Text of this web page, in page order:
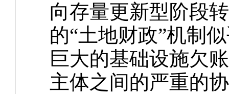
向存量更新型阶段
的“土地财政”机制
巨大的基础设施欠
主体之间的严重的